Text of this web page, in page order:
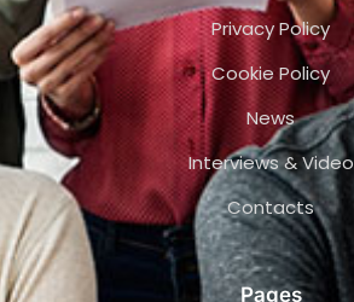
Privacy Policy
Cookie Policy
News
Interviews & Video
Contacts
Pages